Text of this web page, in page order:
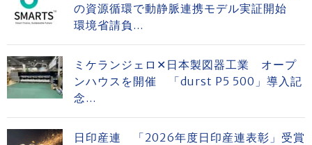
の資源循環で動静脈連携モデル実証開始
環境省請負...
ミケランジェロ✕日本製図器工業 オープ
ンハウスを開催 「durst P5 500」導入記
念...
日印産連 「2026年度日印産連表彰」受賞